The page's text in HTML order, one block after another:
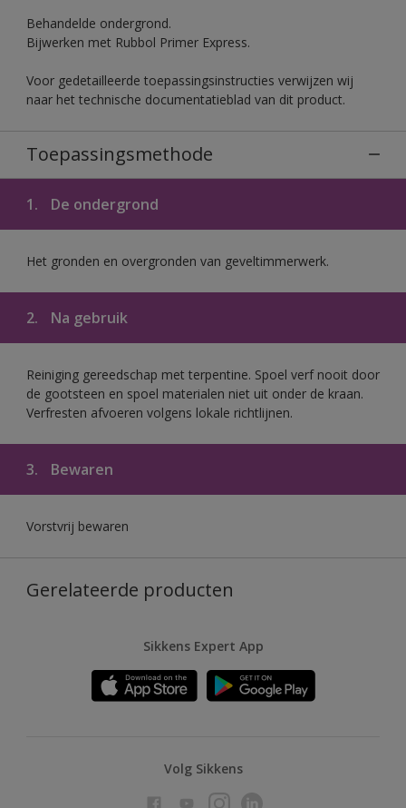
Behandelde ondergrond.
Bijwerken met Rubbol Primer Express.
Voor gedetailleerde toepassingsinstructies verwijzen wij
naar het technische documentatieblad van dit product.
Toepassingsmethode
1. De ondergrond
Het gronden en overgronden van geveltimmerwerk.
2. Na gebruik
Reiniging gereedschap met terpentine. Spoel verf nooit door
de gootsteen en spoel materialen niet uit onder de kraan.
Verfresten afvoeren volgens lokale richtlijnen.
3. Bewaren
Vorstvrij bewaren
Gerelateerde producten
Sikkens Expert App
Volg Sikkens